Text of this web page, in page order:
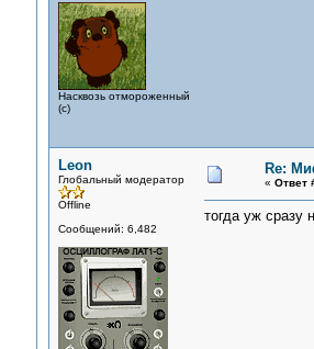
Насквозь отмороженный
(с)
Leon
Глобальный модератор
Offline
Сообщений: 6,482
Re:
« Ответ
тогда уж сразу